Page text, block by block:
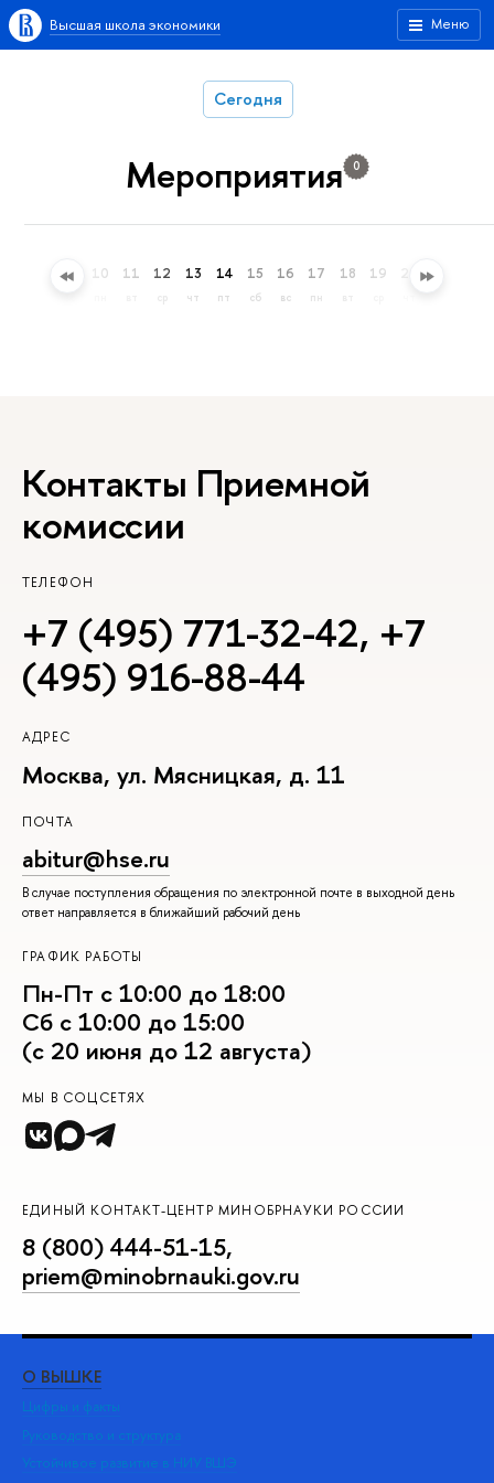
Меню
Высшая школа экономики
Сегодня
Мероприятия 0
9 10 11 12
ср
13
чт
14
пт
15
сб
16
вс
17
пн
18 19 21
Контакты Приемной
комиссии
ТЕЛЕФОН
+7 (495) 771-32-42, +7
(495) 916-88-44
АДРЕС
Москва, ул. Мясницкая, д. 11
ПОЧТА
abitur@hse.ru
В случае поступления обращения по электронной почте в выходной день
ответ направляется в ближайший рабочий день
ГРАФИК РАБОТЫ
Пн-Пт с 10:00 до 18:00
Сб с 10:00 до 15:00
(с 20 июня до 12 августа)
МЫ В СОЦСЕТЯХ
ЕДИНЫЙ КОНТАКТ-ЦЕНТР МИНОБРНАУКИ РОССИИ
8 (800) 444-51-15,
priem@minobrnauki.gov.ru
О ВЫШКЕ
Цифры и факты
Руководство и структура
Устойчивое развитие в НИУ ВШЭ